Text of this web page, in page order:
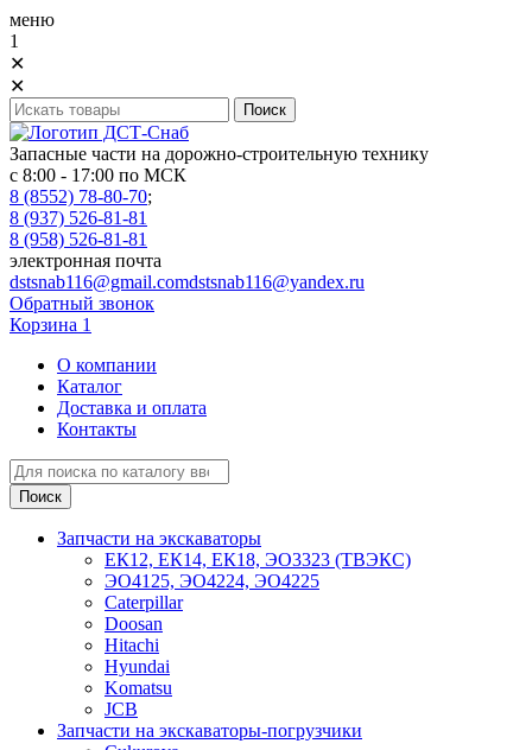
меню
1
✕
✕
Запасные части на дорожно-строительную технику
с 8:00 - 17:00 по МСК
8 (8552) 78-80-70;
8 (937) 526-81-81
8 (958) 526-81-81
электронная почта
dstsnab116@gmail.comdstsnab116@yandex.ru
Обратный звонок
Корзина 1
О компании
Каталог
Доставка и оплата
Контакты
Запчасти на экскаваторы
ЕК12, ЕК14, ЕК18, ЭО3323 (ТВЭКС)
ЭО4125, ЭО4224, ЭО4225
Caterpillar
Doosan
Hitachi
Hyundai
Komatsu
JCB
Запчасти на экскаваторы-погрузчики